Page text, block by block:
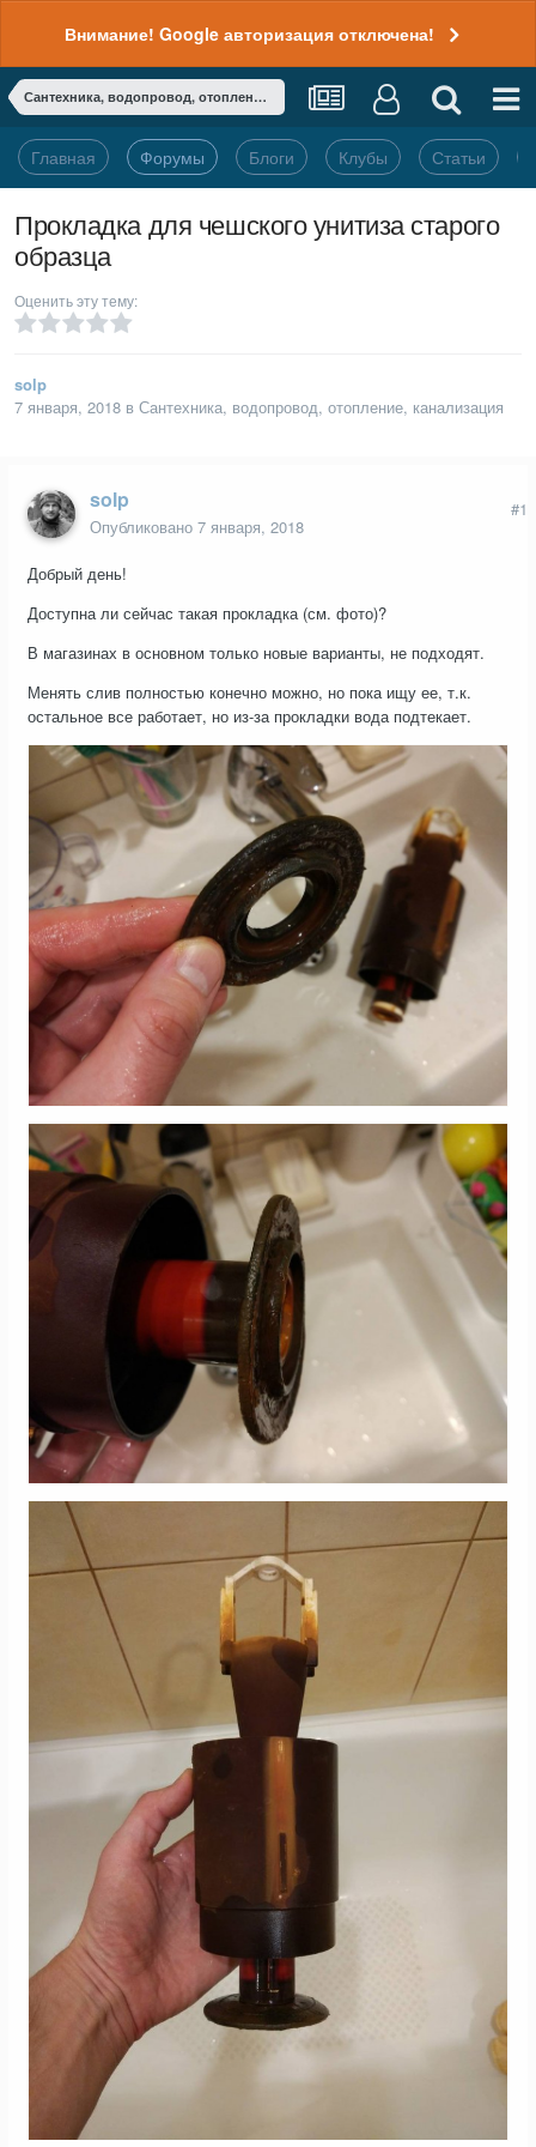
Внимание! Google авторизация отключена!
Сантехника, водопровод, отопление, канализация
Главная Форумы Блоги Клубы Статьи
Прокладка для чешского унитиза старого
образца
Оценить эту тему:
solp
7 января, 2018 в Сантехника, водопровод, отопление, канализация
solp
Опубликовано 7 января, 2018
#1
Добрый день!
Доступна ли сейчас такая прокладка (см. фото)?
В магазинах в основном только новые варианты, не подходят.
Менять слив полностью конечно можно, но пока ищу ее, т.к.
остальное все работает, но из-за прокладки вода подтекает.